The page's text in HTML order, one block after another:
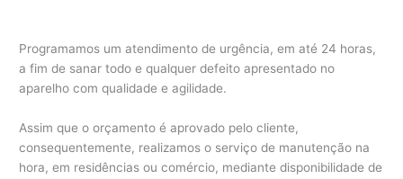
Programamos um atendimento de urgência, em até 24 horas,
a fim de sanar todo e qualquer defeito apresentado no
aparelho com qualidade e agilidade.
Assim que o orçamento é aprovado pelo cliente,
consequentemente, realizamos o serviço de manutenção na
hora, em residências ou comércio, mediante disponibilidade de